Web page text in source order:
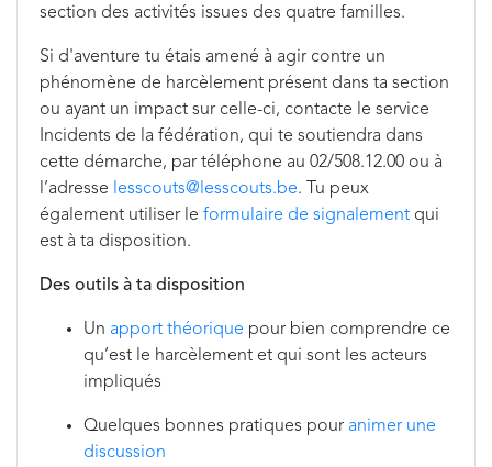
section des activités issues des quatre familles.
Si d'aventure tu étais amené à agir contre un
phénomène de harcèlement présent dans ta section
ou ayant un impact sur celle-ci, contacte le service
Incidents de la fédération, qui te soutiendra dans
cette démarche, par téléphone au 02/508.12.00 ou à
l’adresse
lesscouts@lesscouts.be. Tu peux
également utiliser le formulaire de signalement qui
est à ta disposition.
Des outils à ta disposition
Un apport théorique pour bien comprendre ce
qu’est le harcèlement et qui sont les acteurs
impliqués
Quelques bonnes pratiques pour animer une
discussion